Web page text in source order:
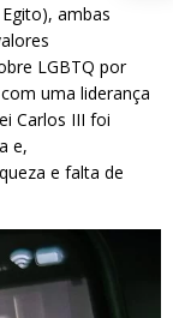
ambas
LGBTQ por
uma liderança
Carlos III foi
e,
e falta de